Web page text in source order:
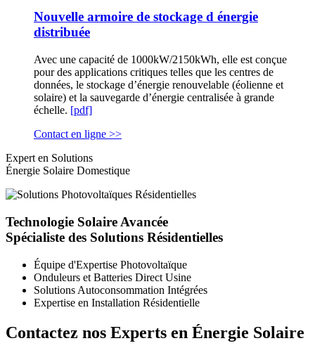
Nouvelle armoire de stockage d énergie
distribuée
Avec une capacité de 1000kW/2150kWh, elle est conçue
pour des applications critiques telles que les centres de
données, le stockage d’énergie renouvelable (éolienne et
solaire) et la sauvegarde d’énergie centralisée à grande
échelle. [pdf]
Contact en ligne >>
Expert en Solutions
Énergie Solaire Domestique
Technologie Solaire Avancée
Spécialiste des Solutions Résidentielles
Équipe d'Expertise Photovoltaïque
Onduleurs et Batteries Direct Usine
Solutions Autoconsommation Intégrées
Expertise en Installation Résidentielle
Contactez nos Experts en Énergie Solaire